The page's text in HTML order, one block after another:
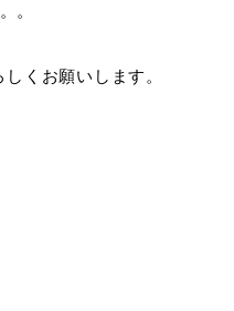
。
くお願いします。